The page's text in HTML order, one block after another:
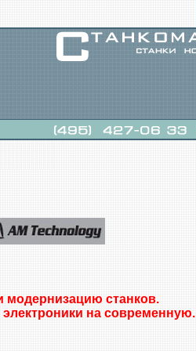
модернизацию станков.
на современную.